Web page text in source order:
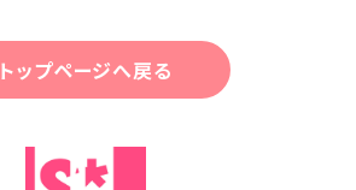
トップページへ戻る